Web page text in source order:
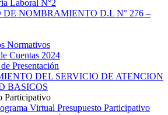
Laboral N°2
DE NOMBRAMIENTO D.L N° 276 –
Normativos
Cuentas 2024
Presentación
DEL SERVICIO DE ATENCION
BASICOS
Participativo
Virtual Presupuesto Participativo